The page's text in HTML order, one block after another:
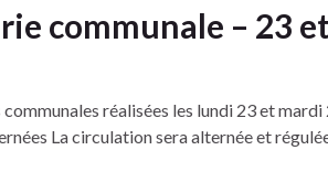
communale – 23
réalisées les lundi 23 et
La circulation sera alternée et